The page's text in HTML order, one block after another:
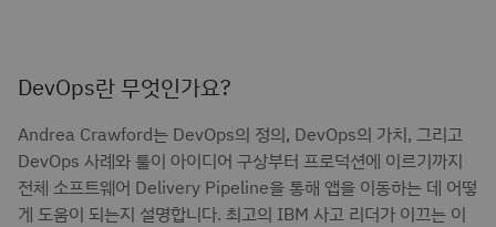
DevOps란 무엇인가요?
Andrea Crawford는 DevOps의 정의, DevOps의 가치, 그리고
DevOps 사례와 툴이 아이디어 구상부터 프로덕션에 이르기까지
전체 소프트웨어 Delivery Pipeline을 통해 앱을 이동하는 데 어떻
게 도움이 되는지 설명합니다. 최고의 IBM 사고 리더가 이끄는 이